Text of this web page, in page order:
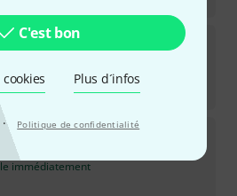
C'est bon
Plus d´infos
· Politique de confidentialité
Rack Ears
immédiatement
MGX16
immédiatement